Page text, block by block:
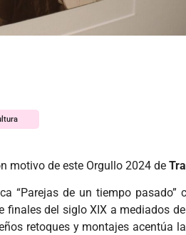
motivo de este Orgullo 2024 de
“Parejas de un tiempo
finales del siglo XIX a mediados
retoques y montajes acentúa